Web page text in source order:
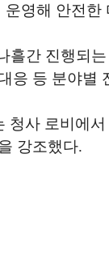
영해 안전
흘간 진행되
응 등 분야별
청사 로비에
강조했다.